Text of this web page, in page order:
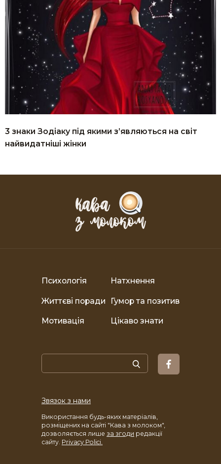
3 знаки Зодіаку під якими з’являються на світ
найвидатніші жінки
Психологія Натхнення
Життєві поради Гумор та позитив
Мотивація Цікаво знати
Звязок з нами
Використання будь-яких матеріалів,
розміщених на сайті "Кава з молоком",
дозволяється лише за згоди редакції
сайту. Privacy Polici.